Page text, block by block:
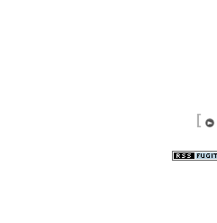
[